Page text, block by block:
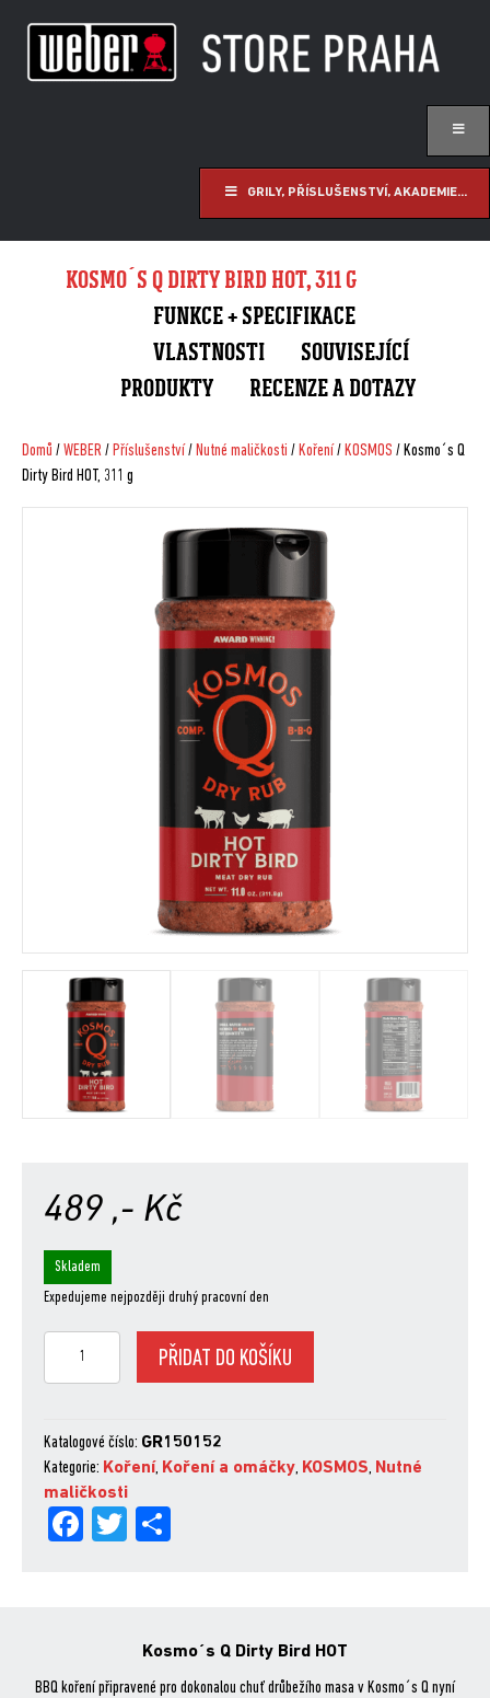
GRILY, PŘÍSLUŠENSTVÍ, AKADEMIE...
KOSMO´S Q DIRTY BIRD HOT, 311 G
FUNKCE + SPECIFIKACE
VLASTNOSTI
SOUVISEJÍCÍ
PRODUKTY
RECENZE A DOTAZY
Domů /WEBER/ Příslušenství/ Nutné maličkosti / Koření/ KOSMOS / Kosmo´s Q
Dirty Bird HOT, 311 g
489 ,- Kč
Skladem
Expedujeme nejpozději druhý pracovní den
Bird
HOT,
311
množství
PŘIDAT DO KOŠÍKU
Katalogové číslo: GR150152
Kategorie: Koření, Koření a omáčky, KOSMOS, Nutné
maličkosti
Fa
Tw
Kosmo´s Q Dirty Bird HOT
BBQ koření připravené pro dokonalou chuť drůbežího masa v Kosmo´s Q nyní